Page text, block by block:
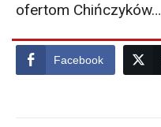
ofertom Chińczyków…
Facebook